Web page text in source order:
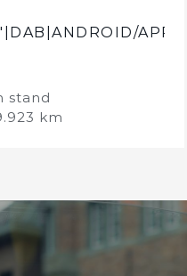
APPLE
stand
km